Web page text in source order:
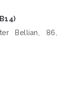
Bellian, 86,